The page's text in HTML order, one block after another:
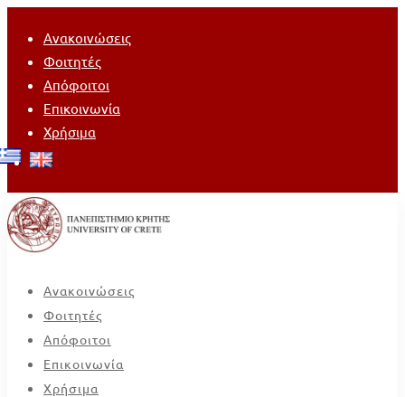
Ανακοινώσεις
Φοιτητές
Απόφοιτοι
Επικοινωνία
Χρήσιμα
Ανακοινώσεις
Φοιτητές
Απόφοιτοι
Επικοινωνία
Χρήσιμα